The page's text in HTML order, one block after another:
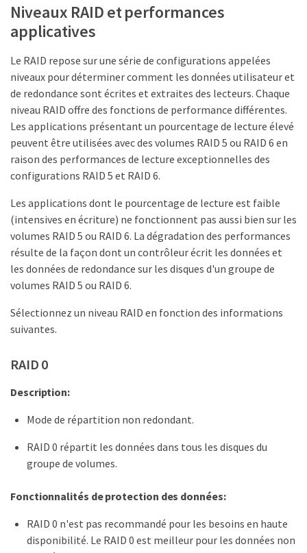
Niveaux RAID et performances
applicatives
Le RAID repose sur une série de configurations appelées
niveaux pour déterminer comment les données utilisateur et
de redondance sont écrites et extraites des lecteurs. Chaque
niveau RAID offre des fonctions de performance différentes.
Les applications présentant un pourcentage de lecture élevé
peuvent être utilisées avec des volumes RAID 5 ou RAID 6 en
raison des performances de lecture exceptionnelles des
configurations RAID 5 et RAID 6.
Les applications dont le pourcentage de lecture est faible
(intensives en écriture) ne fonctionnent pas aussi bien sur les
volumes RAID 5 ou RAID 6. La dégradation des performances
résulte de la façon dont un contrôleur écrit les données et
les données de redondance sur les disques d'un groupe de
volumes RAID 5 ou RAID 6.
Sélectionnez un niveau RAID en fonction des informations
suivantes.
RAID 0
Description:
Mode de répartition non redondant.
RAID 0 répartit les données dans tous les disques du
groupe de volumes.
Fonctionnalités de protection des données:
RAID 0 n'est pas recommandé pour les besoins en haute
disponibilité. Le RAID 0 est meilleur pour les données non